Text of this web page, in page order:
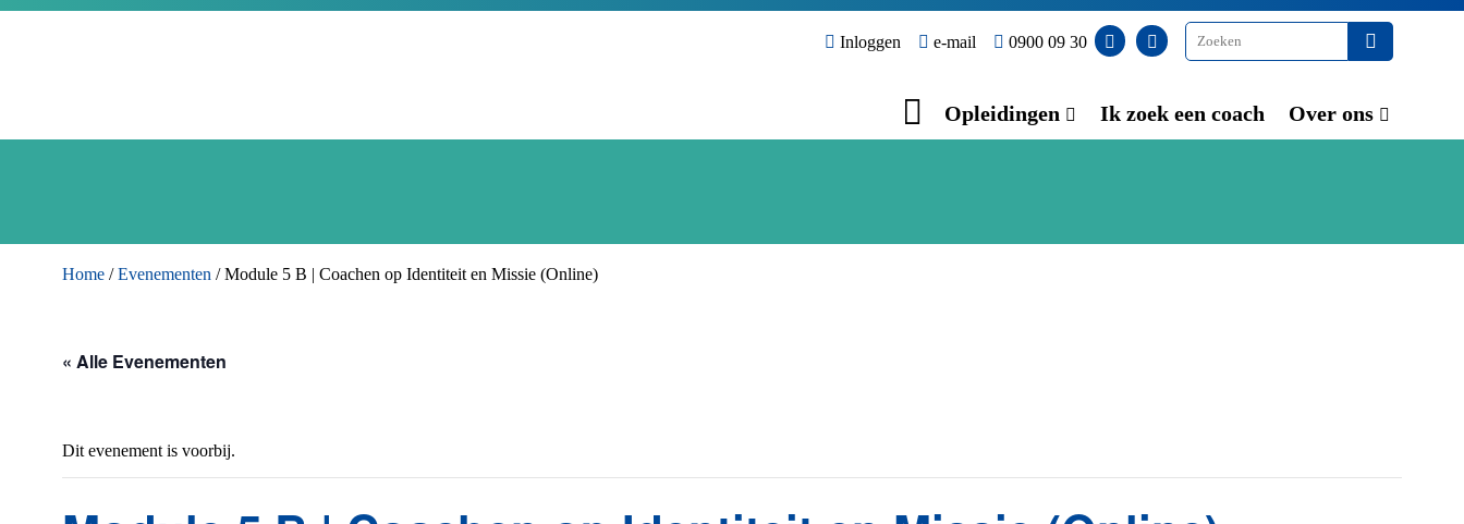
Inloggen e-mail 0900 09 30
Opleidingen Ik zoek een coach Over ons
Home /Evenementen /Module 5 B | Coachen op Identiteit en Missie (Online)
« Alle Evenementen
Dit evenement is voorbij.